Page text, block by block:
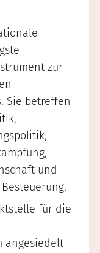
zur
Sie betreffen
und
für die
angesiedelt